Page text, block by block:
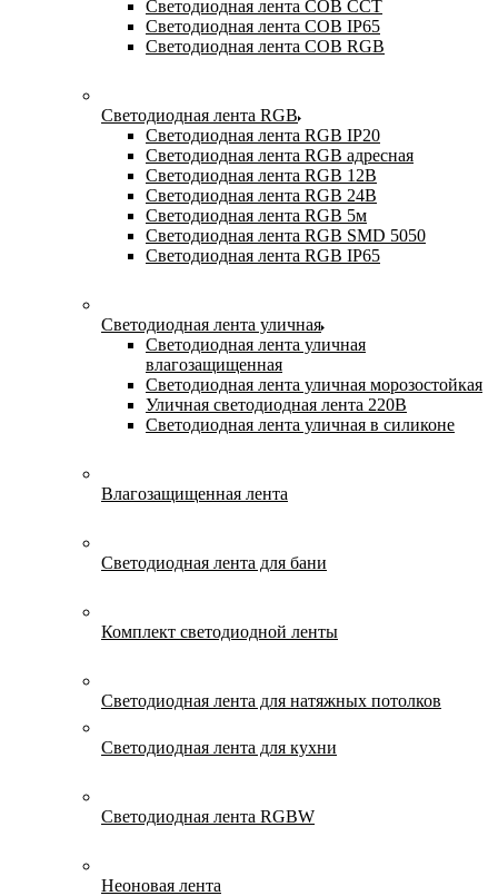
Светодиодная лента COB CCT
Светодиодная лента COB IP65
Светодиодная лента COB RGB
Светодиодная лента RGB
Светодиодная лента RGB IP20
Светодиодная лента RGB адресная
Светодиодная лента RGB 12В
Светодиодная лента RGB 24В
Светодиодная лента RGB 5м
Светодиодная лента RGB SMD 5050
Светодиодная лента RGB IP65
Светодиодная лента уличная
Светодиодная лента уличная
влагозащищенная
Светодиодная лента уличная морозостойкая
Уличная светодиодная лента 220В
Светодиодная лента уличная в силиконе
Влагозащищенная лента
Светодиодная лента для бани
Комплект светодиодной ленты
Светодиодная лента для натяжных потолков
Светодиодная лента для кухни
Светодиодная лента RGBW
Неоновая лента